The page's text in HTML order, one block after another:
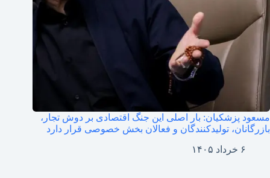
مسعود پزشکیان: بار اصلی این جنگ اقتصادی بر دوش تجار،
بازرگانان، تولیدکنندگان و فعالان بخش خصوصی قرار دارد
۶ خرداد ۱۴۰۵